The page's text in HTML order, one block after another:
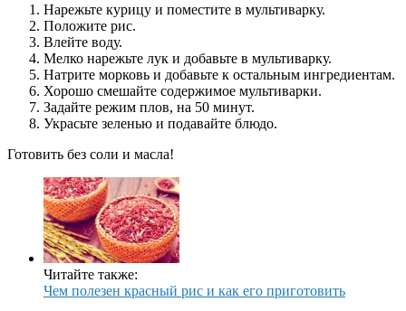
Нарежьте курицу и поместите в мультиварку.
Положите рис.
Влейте воду.
Мелко нарежьте лук и добавьте в мультиварку.
Натрите морковь и добавьте к остальным ингредиентам.
Хорошо смешайте содержимое мультиварки.
Задайте режим плов, на 50 минут.
Украсьте зеленью и подавайте блюдо.
Готовить без соли и масла!
Читайте также:
Чем полезен красный рис и как его приготовить